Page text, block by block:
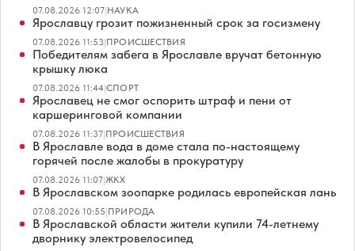
07.08.2026 12:07|НАУКА
Ярославцу грозит пожизненный срок за госизмену
07.08.2026 11:53|ПРОИСШЕСТВИЯ
Победителям забега в Ярославле вручат бетонную
крышку люка
07.08.2026 11:44|СПОРТ
Ярославец не смог оспорить штраф и пени от
каршеринговой компании
07.08.2026 11:37|ПРОИСШЕСТВИЯ
В Ярославле вода в доме стала по-настоящему
горячей после жалобы в прокуратуру
07.08.2026 11:07|ЖКХ
В Ярославском зоопарке родилась европейская лань
07.08.2026 10:55|ПРИРОДА
В Ярославской области жители купили 74-летнему
дворнику электровелосипед